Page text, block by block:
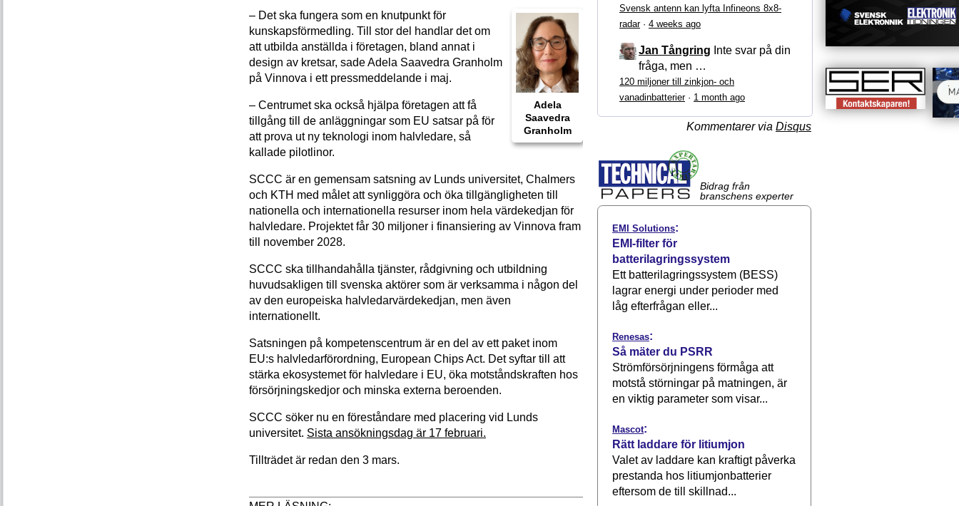
Adela
Saavedra
Granholm
– Det ska fungera som en knutpunkt för
kunskapsförmedling. Till stor del handlar det om
att utbilda anställda i företagen, bland annat i
design av kretsar, sade Adela Saavedra Granholm
på Vinnova i ett pressmeddelande i maj.
– Centrumet ska också hjälpa företagen att få
tillgång till de anläggningar som EU satsar på för
att prova ut ny teknologi inom halvledare, så
kallade pilotlinor.
SCCC är en gemensam satsning av Lunds universitet, Chalmers
och KTH med målet att synliggöra och öka tillgängligheten till
nationella och internationella resurser inom hela värdekedjan för
halvledare. Projektet får 30 miljoner i finansiering av Vinnova fram
till november 2028.
SCCC ska tillhandahålla tjänster, rådgivning och utbildning
huvudsakligen till svenska aktörer som är verksamma i någon del
av den europeiska halvledarvärdekedjan, men även
internationellt.
Satsningen på kompetenscentrum är en del av ett paket inom
EU:s halvledarförordning, European Chips Act. Det syftar till att
stärka ekosystemet för halvledare i EU, öka motståndskraften hos
försörjningskedjor och minska externa beroenden.
SCCC söker nu en föreståndare med placering vid Lunds
universitet. Sista ansökningsdag är 17 februari.
Tillträdet är redan den 3 mars.
Svensk antenn kan lyfta Infineons 8x8-
radar· 4 weeks ago
Jan Tångring Inte svar på din
fråga, men …
120 miljoner till zinkjon- och
vanadinbatterier· 1 month ago
Kommentarer via Disqus
Bidrag från
branschens experter
EMI Solutions:
EMI-filter för
batterilagringssystem
Ett batterilagringssystem (BESS)
lagrar energi under perioder med
låg efterfrågan eller...
Renesas:
Så mäter du PSRR
Strömförsörjningens förmåga att
motstå störningar på matningen, är
en viktig parameter som visar...
Mascot:
Rätt laddare för litiumjon
Valet av laddare kan kraftigt påverka
prestanda hos litiumjonbatterier
eftersom de till skillnad...